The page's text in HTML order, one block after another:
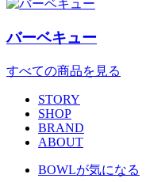
バーベキュー
すべての商品を見る
STORY
SHOP
BRAND
ABOUT
BOWLが気になる